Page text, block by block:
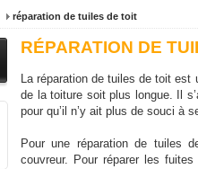
réparation de tuiles de toit
RÉPARATION DE
La réparation de tuiles de toit est
de la toiture soit plus longue. Il
pour qu’il n’y ait plus de souci à
Pour une réparation de tuiles
couvreur. Pour réparer les